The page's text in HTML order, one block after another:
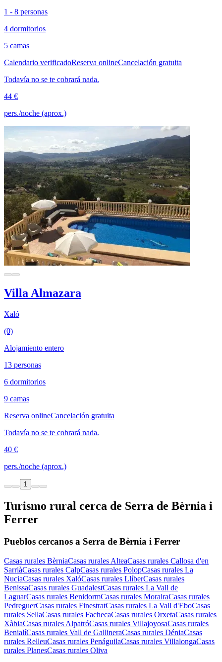
1 - 8 personas
4 dormitorios
5 camas
Calendario verificadoReserva onlineCancelación gratuita
Todavía no se te cobrará nada.
44 €
pers./noche (aprox.)
Villa Almazara
Xaló
(0)
Alojamiento entero
13 personas
6 dormitorios
9 camas
Reserva onlineCancelación gratuita
Todavía no se te cobrará nada.
40 €
pers./noche (aprox.)
1
Turismo rural cerca de Serra de Bèrnia i
Ferrer
Pueblos cercanos a Serra de Bèrnia i Ferrer
Casas rurales BèrniaCasas rurales AlteaCasas rurales Callosa d'en
SarriàCasas rurales CalpCasas rurales PolopCasas rurales La
NuciaCasas rurales XalóCasas rurales LlíberCasas rurales
BenissaCasas rurales GuadalestCasas rurales La Vall de
LaguarCasas rurales BenidormCasas rurales MorairaCasas rurales
PedreguerCasas rurales FinestratCasas rurales La Vall d'EboCasas
rurales SellaCasas rurales FachecaCasas rurales OrxetaCasas rurales
XàbiaCasas rurales AlpatróCasas rurales VillajoyosaCasas rurales
BenialíCasas rurales Vall de GallineraCasas rurales DéniaCasas
rurales RelleuCasas rurales PenáguilaCasas rurales VillalongaCasas
rurales PlanesCasas rurales Oliva